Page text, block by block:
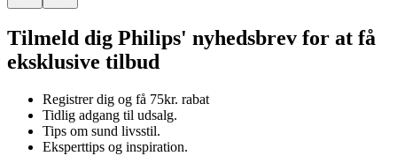
Tilmeld dig Philips' nyhedsbrev for at få
eksklusive tilbud
Registrer dig og få 75kr. rabat
Tidlig adgang til udsalg.
Tips om sund livsstil.
Eksperttips og inspiration.